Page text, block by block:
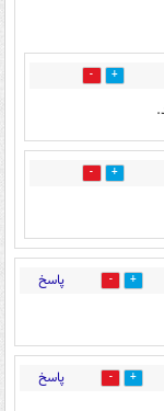
5
0
33 پاسخ
31 پاسخ